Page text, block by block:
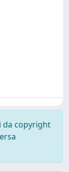
da copyright